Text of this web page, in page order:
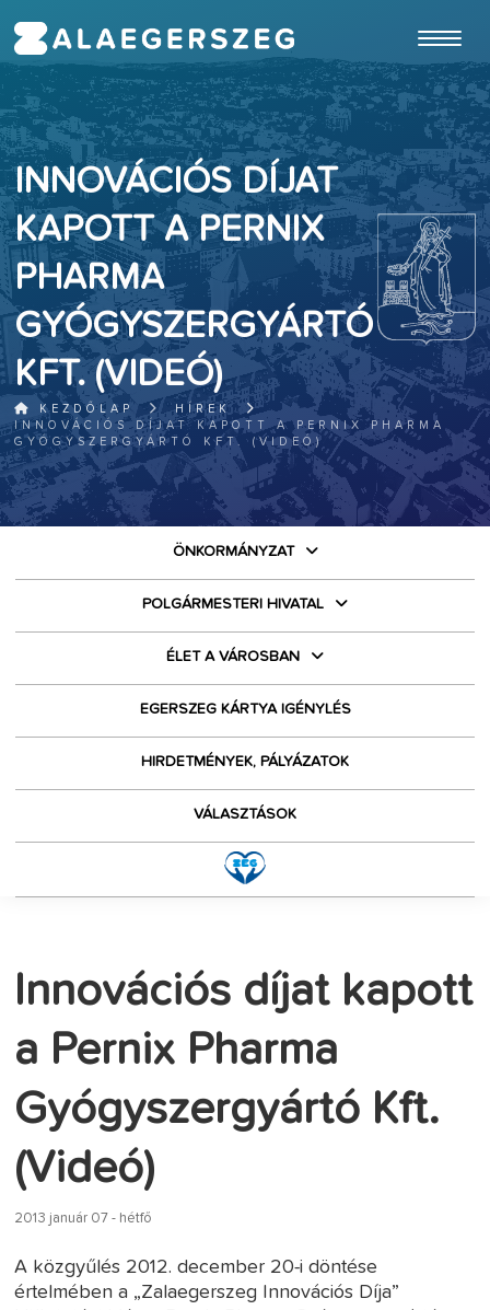
INNOVÁCIÓS DÍJAT
KAPOTT A PERNIX
PHARMA
GYÓGYSZERGYÁRTÓ
KFT. (VIDEÓ)
KEZDŐLAP
HÍREK
INNOVÁCIÓS DÍJAT KAPOTT A PERNIX PHARMA
GYÓGYSZERGYÁRTÓ KFT. (VIDEÓ)
ÖNKORMÁNYZAT
POLGÁRMESTERI HIVATAL
ÉLET A VÁROSBAN
EGERSZEG KÁRTYA IGÉNYLÉS
HIRDETMÉNYEK, PÁLYÁZATOK
VÁLASZTÁSOK
Innovációs díjat kapott
a Pernix Pharma
Gyógyszergyártó Kft.
(Videó)
2013 január 07 - hétfő
A közgyűlés 2012. december 20-i döntése
értelmében a „Zalaegerszeg Innovációs Díja”